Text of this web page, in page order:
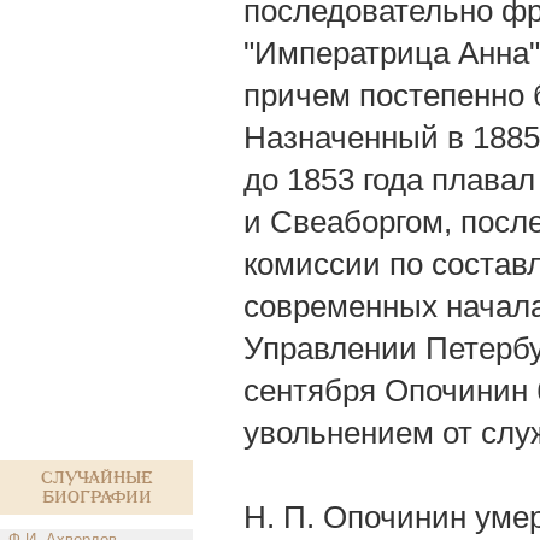
Случайные
биографии
последовательно
"Императрица
причем постепенно
Назначенный в
до 1853 года
и Свеаборгом,
комиссии по
современных
Управлении
сентября
увольнением от
Н. П. Опочинин